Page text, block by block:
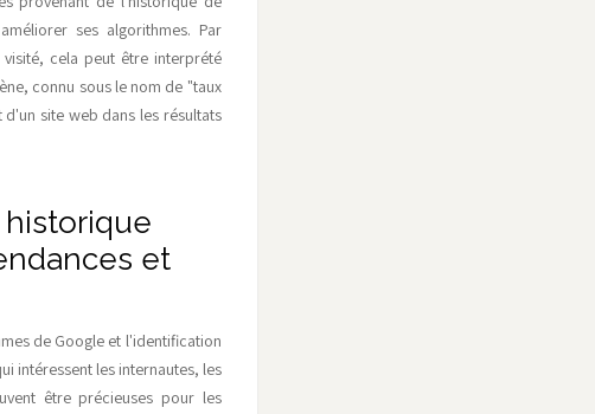
ses algorithmes. Par
cela peut être interprété
connu sous le nom de "taux
site web dans les résultats
historique
et
de Google et l'identification
intéressent les internautes, les
être précieuses pour les